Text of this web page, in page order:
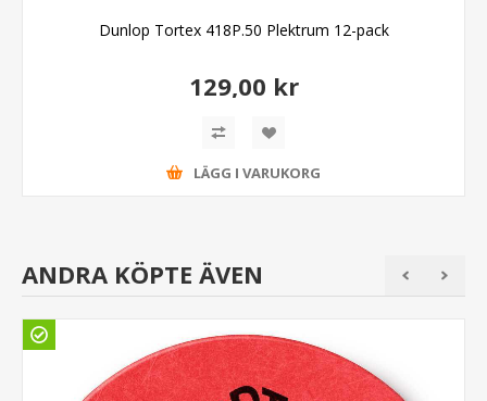
Dunlop Tortex 418P.50 Plektrum 12-pack
129,00 kr
LÄGG I VARUKORG
ANDRA KÖPTE ÄVEN